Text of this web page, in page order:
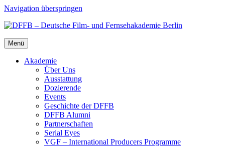
Navigation überspringen
Menü
Aka­de­mie
Über Uns
Aus­stat­tung
Dozie­ren­de
Events
Geschich­te der DFFB
DFFB Alum­ni
Part­ner­schaf­ten
Seri­al Eyes
VGF – Inter­na­tio­nal Pro­du­cers Pro­gram­me